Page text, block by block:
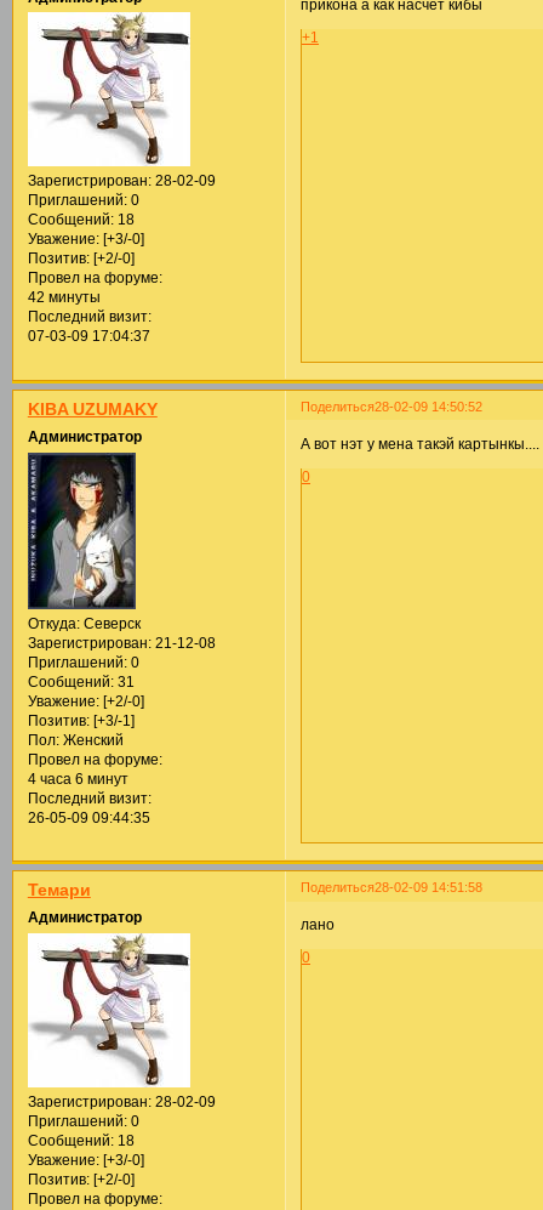
Зарегистрирован: 28-02-09
Приглашений:0
Сообщений:18
Уважение: [+3/-0]
Позитив: [+2/-0]
Провел на форуме:
42 минуты
Последний визит:
07-03-09 17:04:37
прикона а как насчет кибы
+1
Поделиться28-02-09 14:50:52
KIBA UZUMAKY
Администратор
Откуда:Северск
Зарегистрирован: 21-12-08
Приглашений:0
Сообщений:31
Уважение: [+2/-0]
Позитив: [+3/-1]
Пол:Женский
Провел на форуме:
4 часа 6 минут
Последний визит:
26-05-09 09:44:35
А вот нэт у мена такэй
0
Поделиться28-02-09 14:51:58
Темари
Администратор
Зарегистрирован: 28-02-09
Приглашений:0
Сообщений:18
Уважение: [+3/-0]
Позитив: [+2/-0]
Провел на форуме:
лано
0